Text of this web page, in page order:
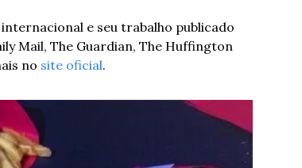
e seu trabalho publicado
Mail, The Guardian, The Huffington
no site oficial.